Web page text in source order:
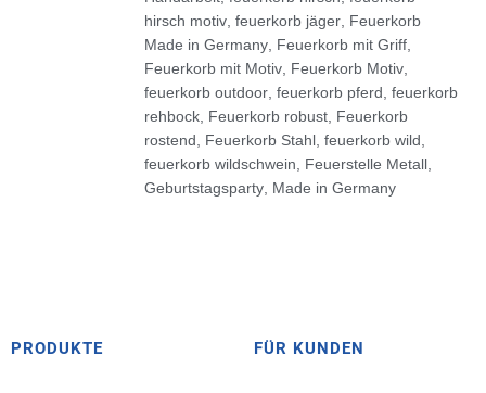
hirsch motiv feuerkorb jäger Feuerkorb
Made in Germany Feuerkorb mit Griff
Feuerkorb mit Motiv Feuerkorb Motiv
feuerkorb outdoor feuerkorb pferd feuerkorb
rehbock Feuerkorb robust Feuerkorb
rostend
Feuerkorb Stahl feuerkorb wild
feuerkorb wildschwein
Feuerstelle Metall
Geburtstagsparty Made in Germany
PRODUKTE FÜR KUNDEN